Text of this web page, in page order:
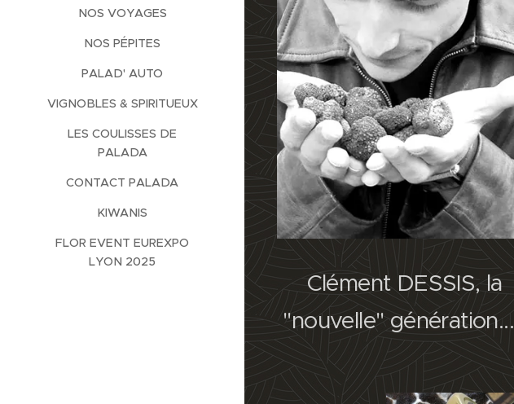
NOS VOYAGES
NOS PÉPITES
PALAD' AUTO
VIGNOBLES & SPIRITUEUX
LES COULISSES DE
PALADA
CONTACT PALADA
KIWANIS
FLOR EVENT EUREXPO
LYON 2025
Clément DESSIS, la
"nouvelle" génération...